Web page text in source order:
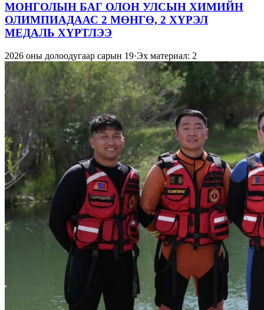
МОНГОЛЫН БАГ ОЛОН УЛСЫН ХИМИЙН
ОЛИМПИАДААС 2 МӨНГӨ, 2 ХҮРЭЛ
МЕДАЛЬ ХҮРТЛЭЭ
2026 оны долоодугаар сарын 19·Эх материал: 2